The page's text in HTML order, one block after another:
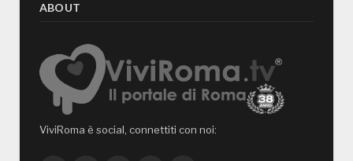
ABOUT
ViviRoma è social, connettiti con noi: